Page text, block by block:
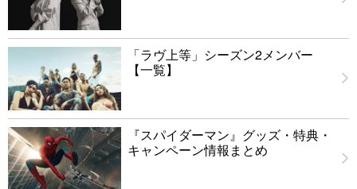
「ラヴ上等」シーズン2メンバー
【一覧】
『スパイダーマン』グッズ・特典・
キャンペーン情報まとめ